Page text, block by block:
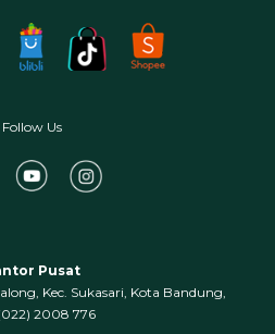
Follow Us
Pusat
Kec. Sukasari, Kota Bandung,
2008 776